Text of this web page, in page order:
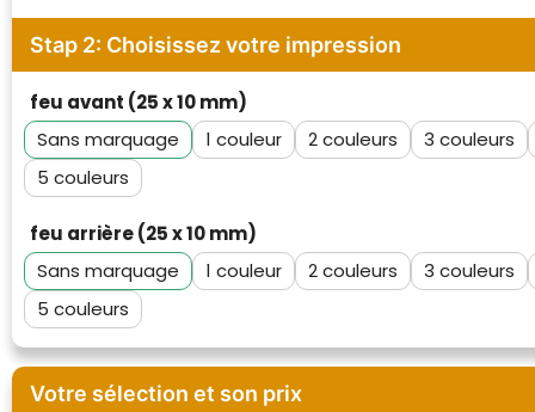
Stap 2: Choisissez votre impression
feu avant (25 x 10 mm)
Sans marquage
1 2
3
5
feu arrière (25 x 10 mm)
Sans marquage
1 2
3
5
Votre sélection et son prix